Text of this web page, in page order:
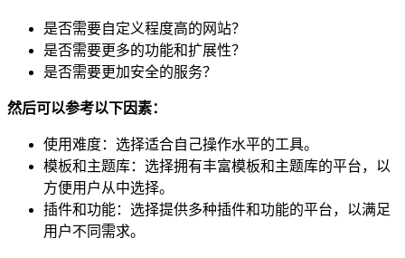
是否需要自定义程度高的网站？
是否需要更多的功能和扩展性？
是否需要更加安全的服务？
然后可以参考以下因素：
使用难度：选择适合自己操作水平的工具。
模板和主题库：选择拥有丰富模板和主题库的平台，以
方便用户从中选择。
插件和功能：选择提供多种插件和功能的平台，以满足
用户不同需求。